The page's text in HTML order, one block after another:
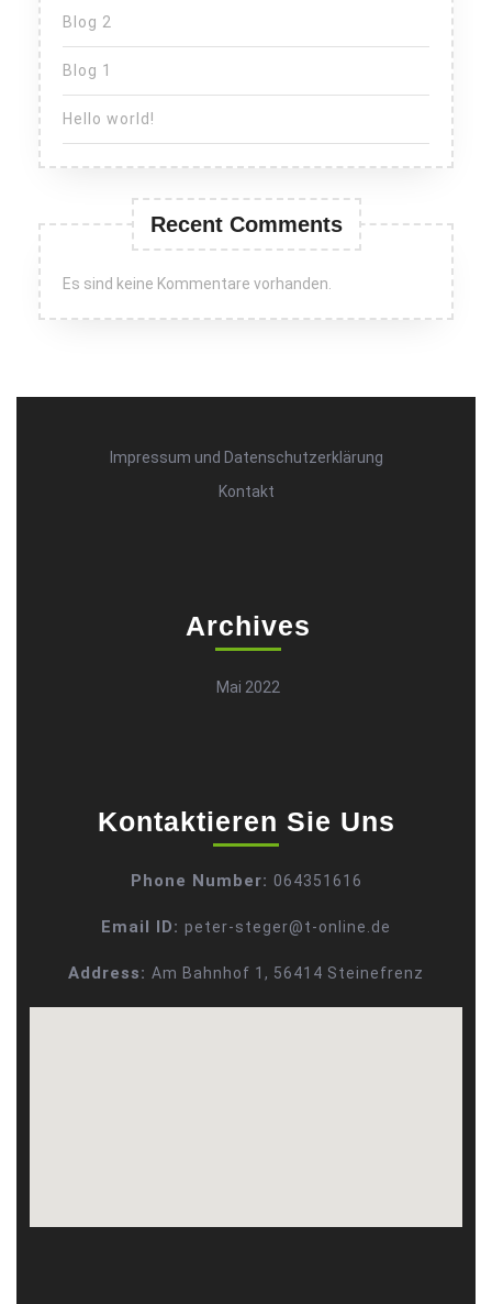
Blog 2
Blog 1
Hello world!
Recent Comments
Es sind keine Kommentare vorhanden.
Impressum und Datenschutzerklärung
Kontakt
Archives
Mai 2022
Kontaktieren Sie Uns
Phone Number: 064351616
Email ID: peter-steger@t-online.de
Address: Am Bahnhof 1, 56414 Steinefrenz